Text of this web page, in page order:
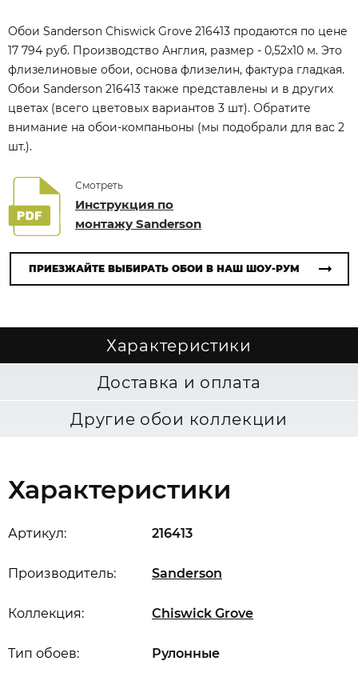
Обои Sanderson Chiswick Grove 216413 продаются по цене
17 794 руб. Производство Англия, размер - 0,52x10 м. Это
флизелиновые обои, основа флизелин, фактура гладкая.
Обои Sanderson 216413 также представлены и в других
цветах (всего цветовых вариантов 3 шт). Обратите
внимание на обои-компаньоны (мы подобрали для вас 2
шт.).
Смотреть
Инструкция по
монтажу Sanderson
ПРИЕЗЖАЙТЕ ВЫБИРАТЬ ОБОИ В НАШ ШОУ-РУМ
Характеристики
Доставка и оплата
Другие обои коллекции
Характеристики
Артикул: 216413
Производитель: Sanderson
Коллекция: Chiswick Grove
Тип обоев: Рулонные